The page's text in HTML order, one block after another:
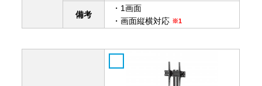
備考
・1画面
・画面縦横対応 ※1